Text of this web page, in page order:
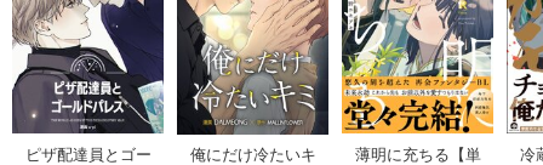
ピザ配達員とゴー
俺にだけ冷たいキ
薄明に充ちる【単
冷